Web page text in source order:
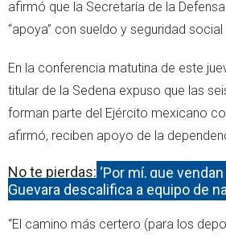
afirmó que la Secretaría de la
“apoya” con sueldo y seguridad
En la conferencia matutina de este
titular de la Sedena expuso que las
forman parte del Ejército mexicano
afirmó, reciben apoyo de la
No te pierdas: ‘Por mí, que
Guevara descalifica a equipo de
“El camino más certero (para los